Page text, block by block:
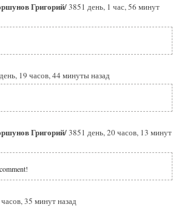
Григорий/3851 день, 1 час, 56 минут
19 часов, 44 минуты назад
Григорий/3851 день, 20 часов, 13 минут
35 минут назад